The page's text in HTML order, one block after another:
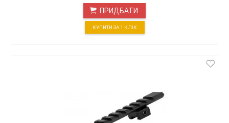
ПРИДБАТИ
КУПИТИ ЗА 1 КЛIК